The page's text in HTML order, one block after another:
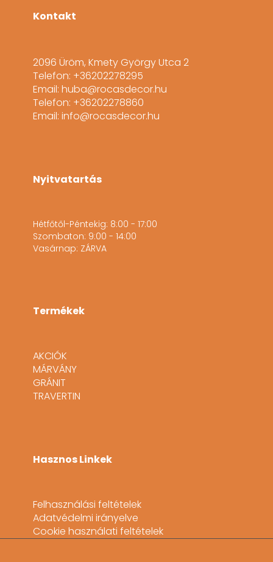
Kontakt
2096 Üröm, Kmety György Utca 2
Telefon: +36202278295
Email: huba@rocasdecor.hu
Telefon: +36202278860
Email: info@rocasdecor.hu
Nyitvatartás
Hétfőtől-Péntekig: 8:00 - 17:00
Szombaton: 9:00 - 14:00
Vasárnap: ZÁRVA
Termékek
AKCIÓK
MÁRVÁNY
GRÁNIT
TRAVERTIN
Hasznos Linkek
Felhasználási feltételek
Adatvédelmi irányelve
Cookie használati feltételek